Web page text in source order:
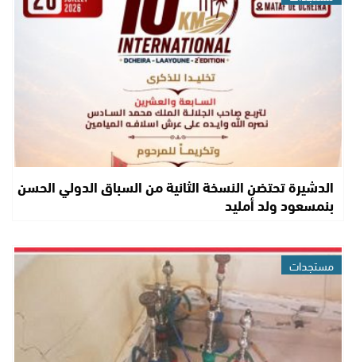
الدشيرة تحتضن النسخة الثانية من السباق الدولي الحسن
بنمسعود ولد أمليد
مستجدات